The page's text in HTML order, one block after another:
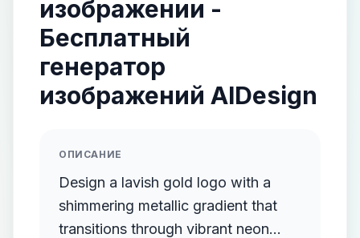
изображении -
Бесплатный
генератор
изображений AIDesign
ОПИСАНИЕ
Design a lavish gold logo with a
shimmering metallic gradient that
transitions through vibrant neon